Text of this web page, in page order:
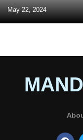
May 22, 2024